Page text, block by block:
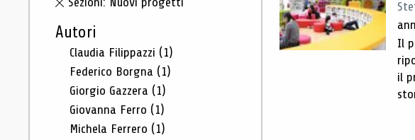
Autori
Claudia Filippazzi (1)
Federico Borgna (1)
Giorgio Gazzera (1)
Giovanna Ferro (1)
Michela Ferrero (1)
Il
il